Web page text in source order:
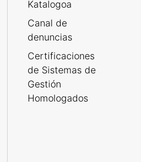
Katalogoa
Canal de
denuncias
Certificaciones
de Sistemas de
Gestión
Homologados